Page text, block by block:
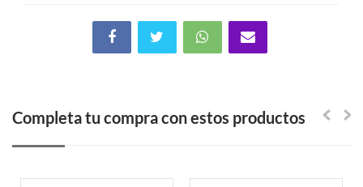
Completa tu compra con estos productos